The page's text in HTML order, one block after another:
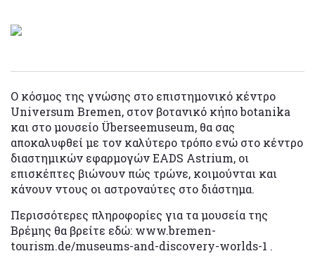
Ο κόσμος της γνώσης στο επιστημονικό κέντρο
Universum Bremen, στον βοτανικό κήπο botanika
και στο μουσείο Überseemuseum, θα σας
αποκαλυφθεί με τον καλύτερο τρόπο ενώ στο κέντρο
διαστημικών εφαρμογών EADS Astrium, οι
επισκέπτες βιώνουν πώς τρώνε, κοιμούνται και
κάνουν ντους οι αστροναύτες στο διάστημα.
Περισσότερες πληροφορίες για τα μουσεία της
Βρέμης θα βρείτε εδώ: www.bremen-
tourism.de/museums-and-discovery-worlds-1 .